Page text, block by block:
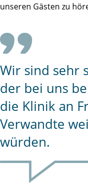
unseren Gästen zu
Wir sind sehr
der bei uns
die Klinik an
Verwandte
würden.